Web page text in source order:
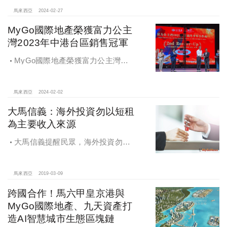
馬來西亞 2024-02-27
MyGo國際地產榮獲富力公主
灣2023年中港台區銷售冠軍
MyGo國際地產榮獲富力公主灣
馬來西亞 2024-02-02
大馬信義：海外投資勿以短租
為主要收入來源
大馬信義提醒民眾，海外投資勿以
馬來西亞 2019-03-09
跨國合作！馬六甲皇京港與
MyGo國際地產、九天資產打
造AI智慧城市生態區塊鏈